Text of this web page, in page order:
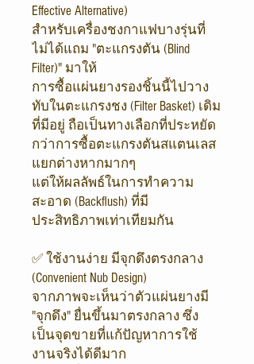
Effective Alternative)
สำหรับเครื่องชงกาแฟบางรุ่นที่
ไม่ได้แถม "ตะแกรงตัน (Blind
Filter)" มาให้
การซื้อแผ่นยางรองชิ้นนี้ไปวาง
ทับในตะแกรงชง (Filter Basket) เดิม
ที่มีอยู่ ถือเป็นทางเลือกที่ประหยัด
กว่าการซื้อตะแกรงตันสแตนเลส
แยกต่างหากมากๆ
แต่ให้ผลลัพธ์ในการทำความ
สะอาด (Backflush) ที่มี
ประสิทธิภาพเท่าเทียมกัน
✅ ใช้งานง่าย มีจุกดึงตรงกลาง
(Convenient Nub Design)
จากภาพจะเห็นว่าตัวแผ่นยางมี
"จุกดึง" ยื่นขึ้นมาตรงกลาง ซึ่ง
เป็นจุดขายที่แก้ปัญหาการใช้
งานจริงได้ดีมาก